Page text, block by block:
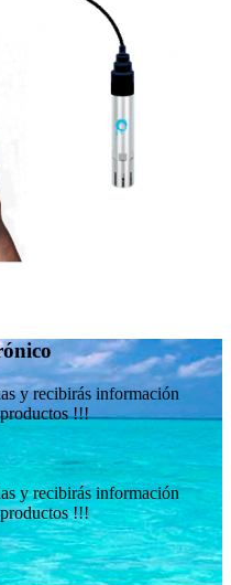
y recibirás información
productos !!!
y recibirás información
productos !!!